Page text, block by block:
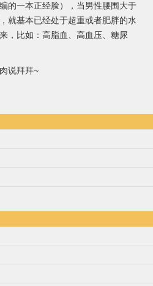
的一本正经脸），当男性腰围大于
就基本已经处于超重或者肥胖的水
，比如：高脂血、高血压、糖尿
说拜拜~